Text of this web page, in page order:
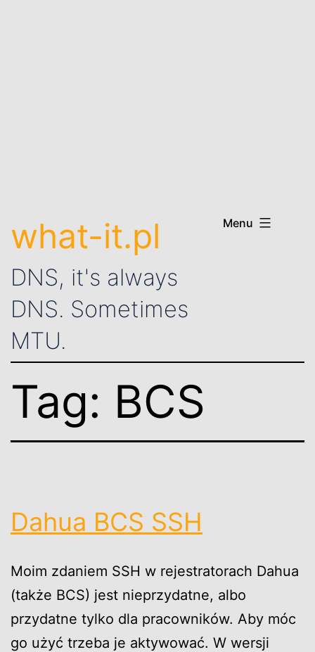
what-it.pl
DNS, it's always
DNS. Sometimes
MTU.
Menu
Tag: BCS
Dahua BCS SSH
Moim zdaniem SSH w rejestratorach Dahua
(także BCS) jest nieprzydatne, albo
przydatne tylko dla pracowników. Aby móc
go użyć trzeba je aktywować. W wersji